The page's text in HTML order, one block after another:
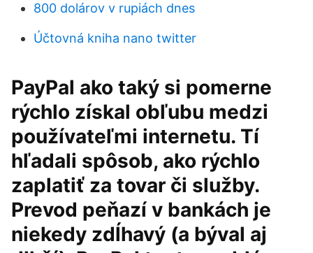
800 dolárov v rupiách dnes
Účtovná kniha nano twitter
PayPal ako taký si pomerne
rýchlo získal obľubu medzi
používateľmi internetu. Tí
hľadali spôsob, ako rýchlo
zaplatiť za tovar či služby.
Prevod peňazí v bankách je
niekedy zdĺhavý (a býval aj